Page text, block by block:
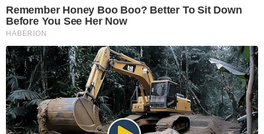
Remember Honey Boo Boo? Better To Sit Down
Before You See Her Now
HABERION